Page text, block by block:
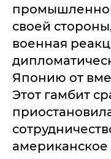
своей
военная
Японию от
Этот гамбит